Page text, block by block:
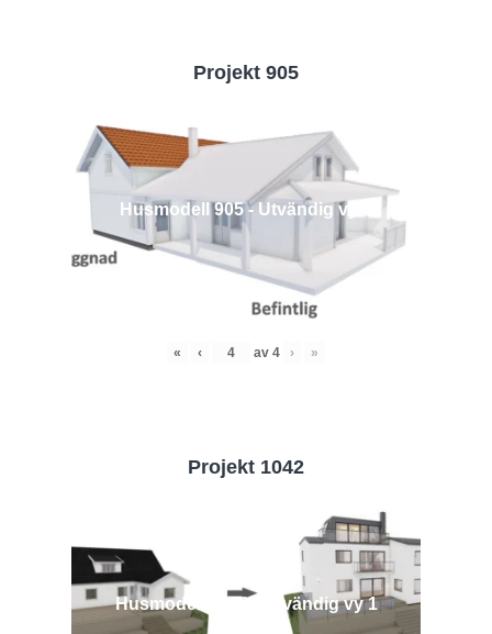
Projekt 905
Husmodell 905 - Utvändig vy 4
« ‹ av 4 › »
Projekt 1042
Husmodell 1042 - Utvändig vy 1